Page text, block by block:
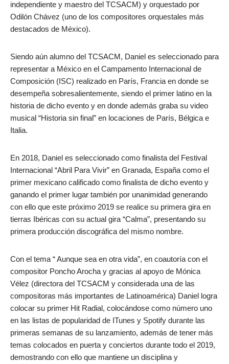
independiente y maestro del TCSACM) y orquestado por
Odilón Chávez (uno de los compositores orquestales más
destacados de México).
Siendo aún alumno del TCSACM, Daniel es seleccionado para
representar a México en el Campamento Internacional de
Composición (ISC) realizado en París, Francia en donde se
desempeña sobresalientemente, siendo el primer latino en la
historia de dicho evento y en donde además graba su video
musical “Historia sin final” en locaciones de París, Bélgica e
Italia.
En 2018, Daniel es seleccionado como finalista del Festival
Internacional “Abril Para Vivir” en Granada, España como el
primer mexicano calificado como finalista de dicho evento y
ganando el primer lugar también por unanimidad generando
con ello que este próximo 2019 se realice su primera gira en
tierras Ibéricas con su actual gira “Calma”, presentando su
primera producción discográfica del mismo nombre.
Con el tema “ Aunque sea en otra vida”, en coautoría con el
compositor Poncho Arocha y gracias al apoyo de Mónica
Vélez (directora del TCSACM y considerada una de las
compositoras más importantes de Latinoamérica) Daniel logra
colocar su primer Hit Radial, colocándose como número uno
en las listas de popularidad de ITunes y Spotify durante las
primeras semanas de su lanzamiento, además de tener más
temas colocados en puerta y conciertos durante todo el 2019,
demostrando con ello que mantiene un disciplina y